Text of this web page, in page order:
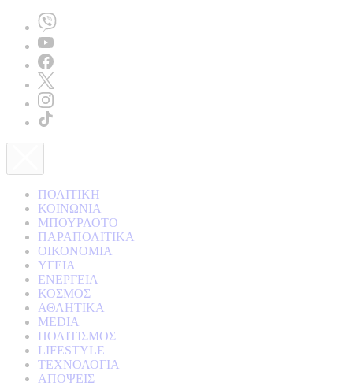
ΠΟΛΙΤΙΚΗ
ΚΟΙΝΩΝΙΑ
ΜΠΟΥΡΛΟΤΟ
ΠΑΡΑΠΟΛΙΤΙΚΑ
ΟΙΚΟΝΟΜΙΑ
ΥΓΕΙΑ
ΕΝΕΡΓΕΙΑ
ΚΟΣΜΟΣ
ΑΘΛΗΤΙΚΑ
MEDIA
ΠΟΛΙΤΙΣΜΟΣ
LIFESTYLE
ΤΕΧΝΟΛΟΓΙΑ
ΑΠΟΨΕΙΣ